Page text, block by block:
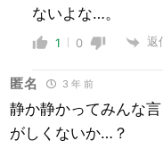
ないよな…。
1 0 返
匿名 3 年 前
静か静かってみんな
がしくないか…？